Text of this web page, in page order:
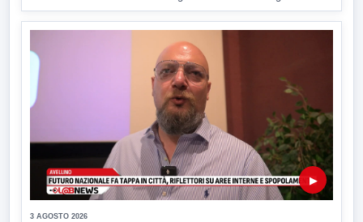
▶
3 AGOSTO 2026